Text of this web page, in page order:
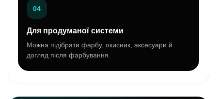
04
Для продуманої системи
Можна підібрати фарбу, окисник, аксесуари й
догляд після фарбування.